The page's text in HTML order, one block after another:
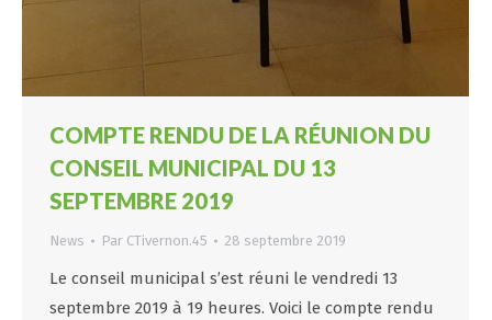
COMPTE RENDU DE LA RÉUNION DU
CONSEIL MUNICIPAL DU 13
SEPTEMBRE 2019
News Par CTivernon.45 28 septembre 2019
Le conseil municipal s’est réuni le vendredi 13
septembre 2019 à 19 heures. Voici le compte rendu